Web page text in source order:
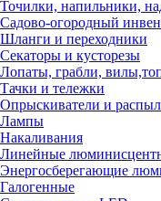
Точилки, напильники,
Садово-огородный
Шланги и переходники
Секаторы и кусторезы
Лопаты, грабли,
Тачки и тележки
Опрыскиватели и
Лампы
Накаливания
Линейные
Энергосберегающие
Галогенные